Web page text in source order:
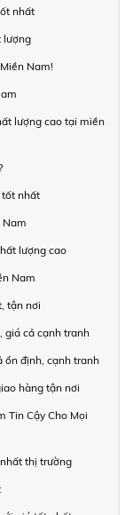
nhất
lượng
Nam!
lượng cao tại miền
tốt nhất
Nam
lượng cao
Nam
tận nơi
giá cả cạnh tranh
ổn định, cạnh tranh
hàng tận nơi
Tin Cậy Cho Mọi
thị trường